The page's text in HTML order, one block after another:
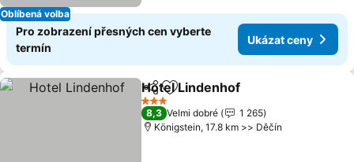
Oblíbená volba
Pro zobrazení přesných cen vyberte
termín
Ukázat ceny
SdíletPřidat na seznam oblíbených
Hotel Lindenhof
3 Počet hvězdiček
8,3 Velmi dobré
1 265
Königstein, 17.8 km >> Děčín